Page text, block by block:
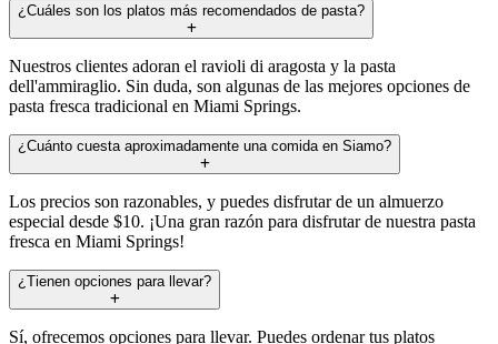
¿Cuáles son los platos más recomendados de pasta?
Nuestros clientes adoran el ravioli di aragosta y la pasta
dell'ammiraglio. Sin duda, son algunas de las mejores opciones de
pasta fresca tradicional en Miami Springs.
¿Cuánto cuesta aproximadamente una comida en Siamo?
Los precios son razonables, y puedes disfrutar de un almuerzo
especial desde $10. ¡Una gran razón para disfrutar de nuestra pasta
fresca en Miami Springs!
¿Tienen opciones para llevar?
Sí, ofrecemos opciones para llevar. Puedes ordenar tus platos